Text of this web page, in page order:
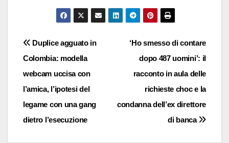
Navigazione
articoli
‘Ho smesso di contare
dopo 487 uomini’: il
racconto in aula delle
richieste choc e la
condanna dell’ex direttore
di banca
Duplice agguato in
Colombia: modella
webcam uccisa con
l’amica, l’ipotesi del
legame con una gang
dietro l’esecuzione